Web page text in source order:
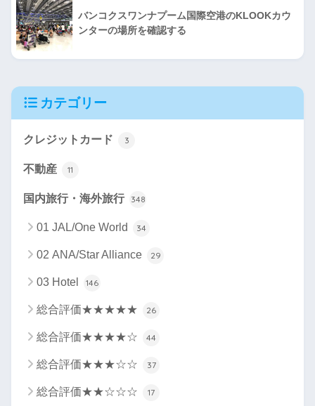
バンコクスワンナプーム国際空港のKLOOKカウ
ンターの場所を確認する
カテゴリー
クレジットカード 3
不動産 11
国内旅行・海外旅行 348
01 JAL/One World 34
02 ANA/Star Alliance 29
03 Hotel 146
総合評価★★★★★ 26
総合評価★★★★☆ 44
総合評価★★★☆☆ 37
総合評価★★☆☆☆ 17